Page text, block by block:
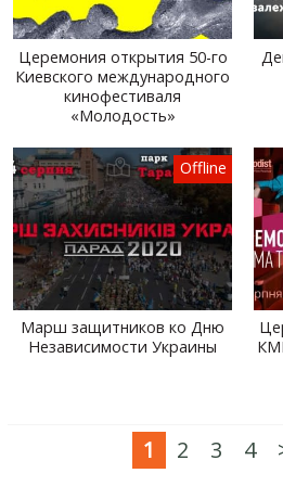
Церемония открытия 50-го
Киевского международного
кинофестиваля
«Молодость»
Offline
Марш защитников ко Дню
Независимости Украины
1 2 3 4